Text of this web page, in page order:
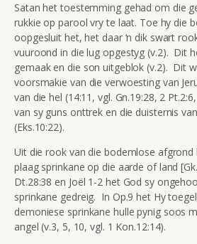
Satan het toestemming gehad om die
rukkie op parool vry te laat. Toe hy die
oopgesluit het, het daar ‘n dik swart
vuuroond in die lug opgestyg (v.2). Dit
gemaak en die son uitgeblok (v.2). Dit
voorsmakie van die verwoesting van
van die hel (14:11, vgl. Gn.19:28, 2
van sy guns onttrek en die duisternis
(Eks.10:22).
Uit die rook van die bodemlose afgrond
plaag sprinkane op die aarde of land [Gk.
Dt.28:38 en Joël 1-2 het God sy
sprinkane gedreig. In Op.9 het Hy
demoniese sprinkane hulle pynig soos
angel (v.3, 5, 10, vgl. 1 Kon.12:14).